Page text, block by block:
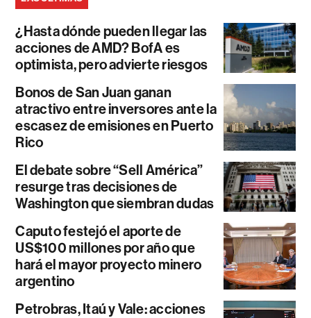
¿Hasta dónde pueden llegar las
acciones de AMD? BofA es
optimista, pero advierte riesgos
Bonos de San Juan ganan
atractivo entre inversores ante la
escasez de emisiones en Puerto
Rico
El debate sobre “Sell América”
resurge tras decisiones de
Washington que siembran dudas
Caputo festejó el aporte de
US$100 millones por año que
hará el mayor proyecto minero
argentino
Petrobras, Itaú y Vale: acciones